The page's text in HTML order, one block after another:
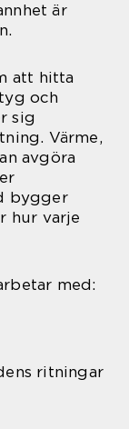
är
att hitta
och
sig
Värme,
avgöra
bygger
hur varje
med:
ritningar